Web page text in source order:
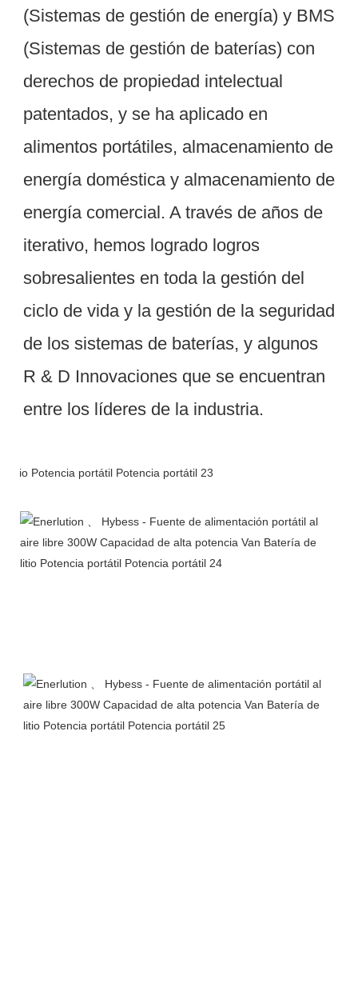
(Sistemas de gestión de energía) y BMS
(Sistemas de gestión de baterías) con
derechos de propiedad intelectual
patentados, y se ha aplicado en
alimentos portátiles, almacenamiento de
energía doméstica y almacenamiento de
energía comercial. A través de años de
iterativo, hemos logrado logros
sobresalientes en toda la gestión del
ciclo de vida y la gestión de la seguridad
de los sistemas de baterías, y algunos
R & D Innovaciones que se encuentran